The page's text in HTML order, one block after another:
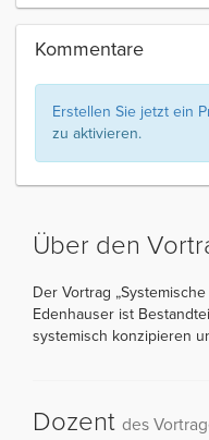
Kommentare
Erstellen Sie jetzt ein
zu aktivieren.
Über den
Der Vortrag
Edenhauser ist
systemisch konzipieren
Dozent des